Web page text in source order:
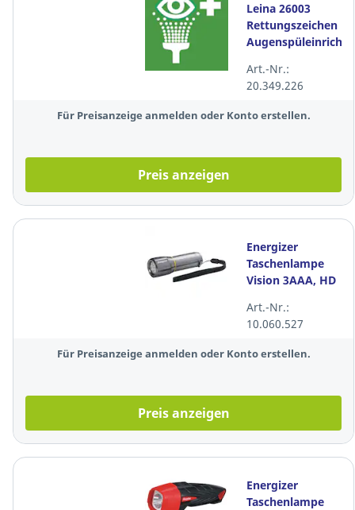
Leina 26003
Rettungszeichen
Art.-Nr.:
20.349.226
Für Preisanzeige anmelden oder Konto erstellen.
Preis anzeigen
Energizer
Taschenlampe
Vision 3AAA, HD
Lumen, grau
Art.-Nr.:
10.060.527
Für Preisanzeige anmelden oder Konto erstellen.
Preis anzeigen
Energizer
Taschenlampe